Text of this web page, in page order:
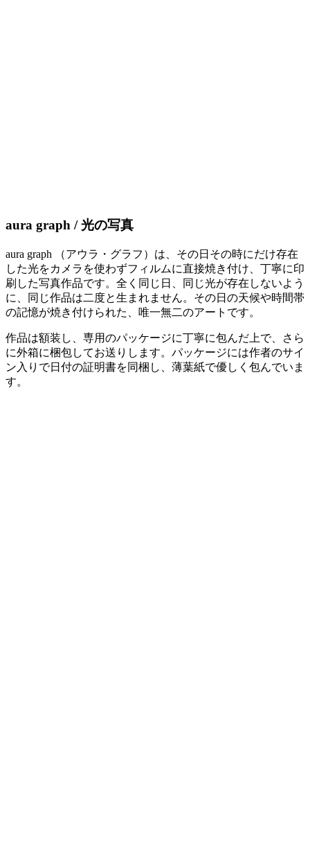
aura graph / 光の写真
aura graph （アウラ・グラフ）は、その日その時にだけ存在
した光をカメラを使わずフィルムに直接焼き付け、丁寧に印
刷した写真作品です。全く同じ日、同じ光が存在しないよう
に、同じ作品は二度と生まれません。その日の天候や時間帯
の記憶が焼き付けられた、唯一無二のアートです。
作品は額装し、専用のパッケージに丁寧に包んだ上で、さら
に外箱に梱包してお送りします。パッケージには作者のサイ
ン入りで日付の証明書を同梱し、薄葉紙で優しく包んでいま
す。